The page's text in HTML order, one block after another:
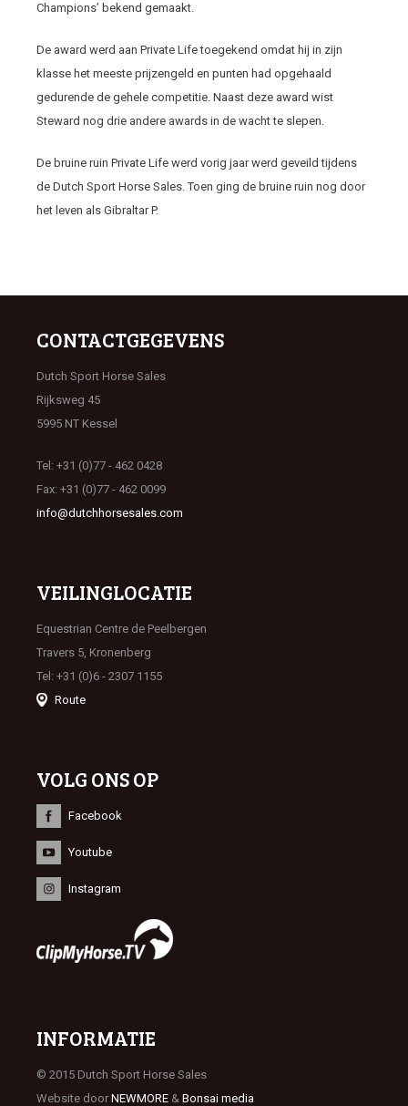
Champions’ bekend gemaakt.
De award werd aan Private Life toegekend omdat hij in zijn
klasse het meeste prijzengeld en punten had opgehaald
gedurende de gehele competitie. Naast deze award wist
Steward nog drie andere awards in de wacht te slepen.
De bruine ruin Private Life werd vorig jaar werd geveild tijdens
de Dutch Sport Horse Sales. Toen ging de bruine ruin nog door
het leven als Gibraltar P.
CONTACTGEGEVENS
Dutch Sport Horse Sales
Rijksweg 45
5995 NT Kessel
Tel: +31 (0)77 - 462 0428
Fax: +31 (0)77 - 462 0099
info@dutchhorsesales.com
VEILINGLOCATIE
Equestrian Centre de Peelbergen
Travers 5, Kronenberg
Tel: +31 (0)6 - 2307 1155
Route
VOLG ONS OP
Facebook
Youtube
Instagram
INFORMATIE
© 2015 Dutch Sport Horse Sales
Website door NEWMORE & Bonsai media